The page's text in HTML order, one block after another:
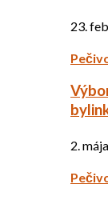
23.
2.